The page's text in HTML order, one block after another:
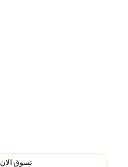
تسوق الان